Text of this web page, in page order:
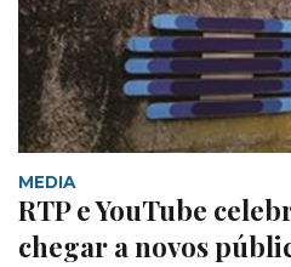
MEDIA
RTP e YouTube
chegar a novos